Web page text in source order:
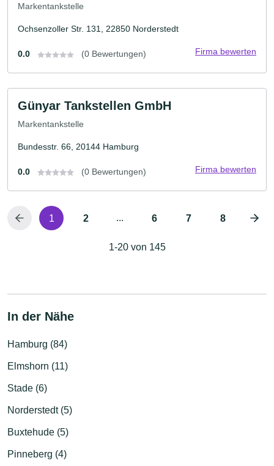
Markentankstelle
Ochsenzoller Str. 131, 22850 Norderstedt
0.0 (0 Bewertungen) Firma bewerten
Günyar Tankstellen GmbH
Markentankstelle
Bundesstr. 66, 20144 Hamburg
0.0 (0 Bewertungen) Firma bewerten
1 2 ... 6 7 8
1-20 von 145
In der Nähe
Hamburg (84)
Elmshorn (11)
Stade (6)
Norderstedt (5)
Buxtehude (5)
Pinneberg (4)